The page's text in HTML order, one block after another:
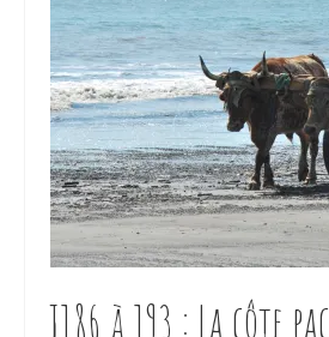
J186 à 193 : La côte